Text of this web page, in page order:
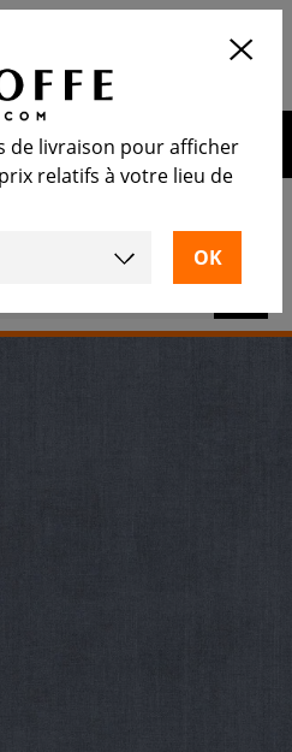
de rouleaux
OUVRIR
notre newsletter
de livraison pour afficher
relatifs à votre lieu de